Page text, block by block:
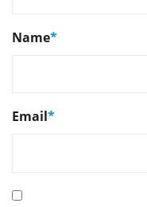
Name*
Email*